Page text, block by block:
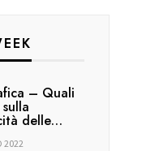
– Quali
delle…
2022